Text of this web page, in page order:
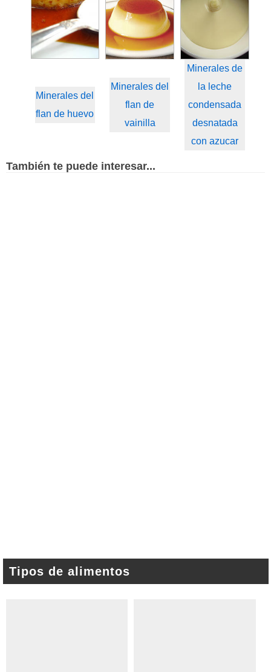
Minerales del
flan de huevo
Minerales del
flan de
vainilla
Minerales de
la leche
condensada
desnatada
con azucar
También te puede interesar...
Tipos de alimentos